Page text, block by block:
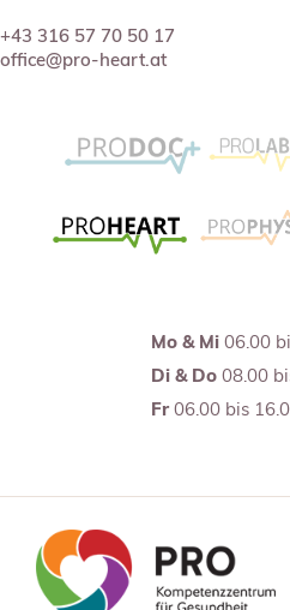
+43 316 57 70 50 17
office@pro-heart.at
Mo & Mi 06.00
Di & Do 08.00
Fr06.00 bis